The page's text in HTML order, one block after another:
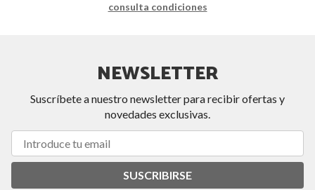
consulta condiciones
NEWSLETTER
Suscríbete a nuestro newsletter para recibir ofertas y
novedades exclusivas.
SUSCRIBIRSE